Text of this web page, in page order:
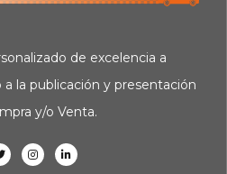
de excelencia a
la publicación y presentación
y/o Venta.